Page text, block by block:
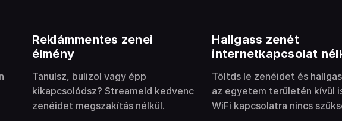
Reklámmentes zenei
élmény
Tanulsz, bulizol vagy épp
kikapcsolódsz? Streameld kedvenc
zenéidet megszakítás nélkül.
Hallgass zenét
internetkapcsolat
Töltds le zenéidet és
az egyetem területén kívül
WiFi kapcsolatra nincs